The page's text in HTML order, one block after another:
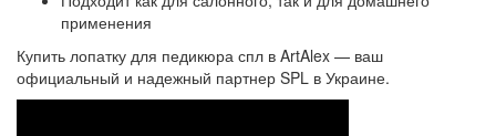
применения
Купить лопатку для педикюра спл в ArtAlex — ваш
официальный и надежный партнер SPL в Украине.